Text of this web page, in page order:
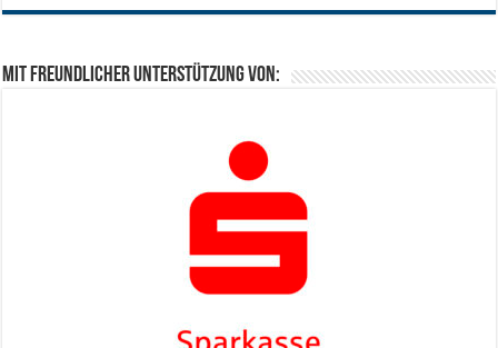
Mit freundlicher Unterstützung von: